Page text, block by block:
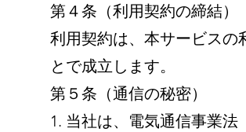
第４条（利用契約の締結）
利用契約は、本サービスの
とで成立します。
第５条（通信の秘密）
1. 当社は、電気通信事業法